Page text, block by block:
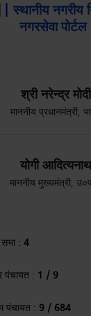
स्थानीय नगरीय
नगरसेवा पोर्टल
श्री नरेन्द्र मोदी
माननीय प्रधानमंत्री,
योगी आदित्यनाथ
माननीय मुख्यमंत्री,
सभा :4
पंचायत : 1 / 9
पंचायत : 9 / 684